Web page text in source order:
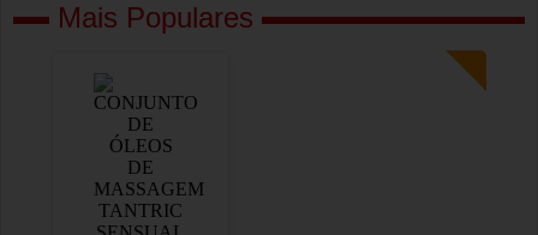
Mais Populares